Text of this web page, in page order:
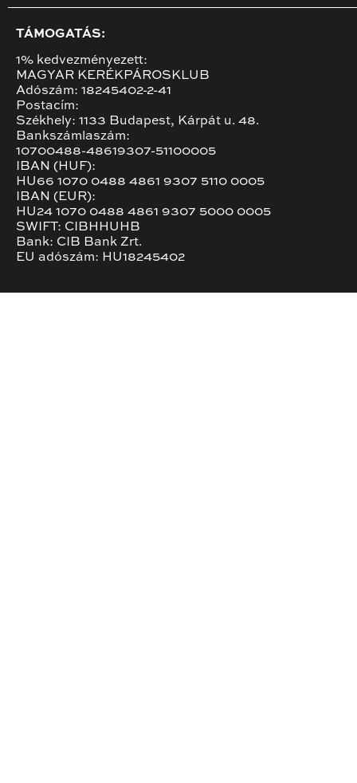
TÁMOGATÁS:
1% kedvezményezett:
MAGYAR KERÉKPÁROSKLUB
Adószám: 18245402-2-41
Postacím:
Székhely: 1133 Budapest, Kárpát u. 48.
Bankszámlaszám:
10700488-48619307-51100005
IBAN (HUF):
HU66 1070 0488 4861 9307 5110 0005
IBAN (EUR):
HU24 1070 0488 4861 9307 5000 0005
SWIFT: CIBHHUHB
Bank: CIB Bank Zrt.
EU adószám: HU18245402